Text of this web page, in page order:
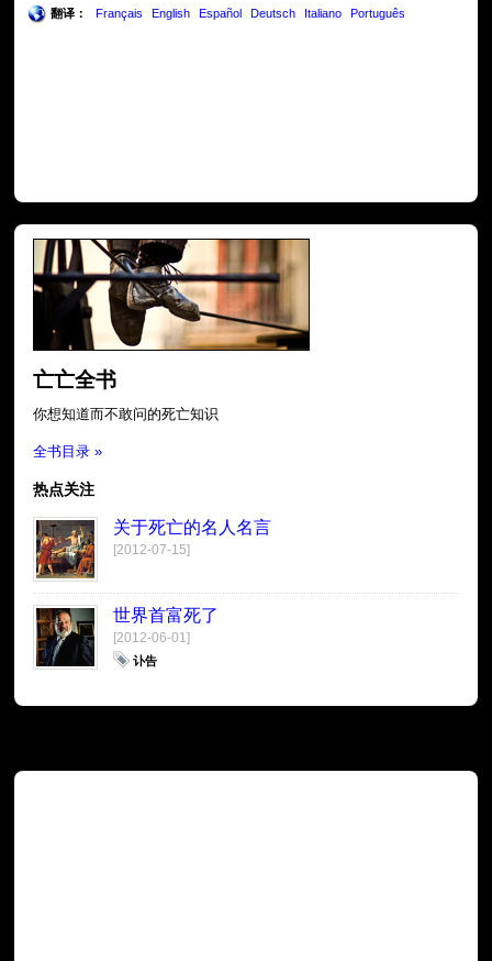
翻译： Français English Español Deutsch Italiano Português
亡亡全书
你想知道而不敢问的死亡知识
全书目录 »
热点关注
关于死亡的名人名言
[2012-07-15]
世界首富死了
[2012-06-01]
讣告